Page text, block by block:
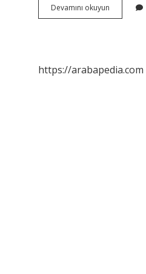
Devamını okuyun
Grupları
https://arabapedia.com